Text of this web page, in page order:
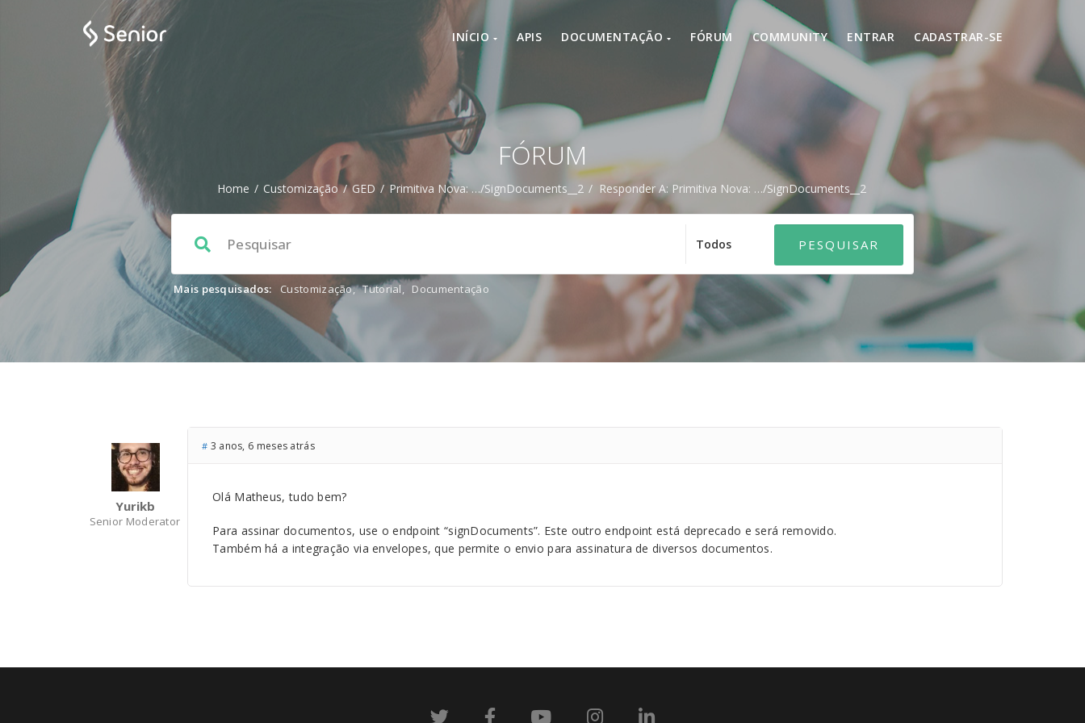
INÍCIO APIS DOCUMENTAÇÃO FÓRUM COMMUNITY ENTRAR CADASTRAR-SE
FÓRUM
Home / Customização / GED / Primitiva Nova: …/signDocuments__2 / Responder A: Primitiva Nova: …/signDocuments__2
Mais pesquisados: Customização, Tutorial, Documentação
Yurikb
Senior Moderator
# 3 anos, 6 meses atrás
Olá Matheus, tudo bem?
Para assinar documentos, use o endpoint “signDocuments”. Este outro endpoint está deprecado e será removido.
Também há a integração via envelopes, que permite o envio para assinatura de diversos documentos.